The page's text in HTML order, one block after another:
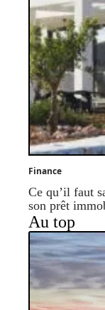
Finance
Ce qu’il faut
son prêt
Au top